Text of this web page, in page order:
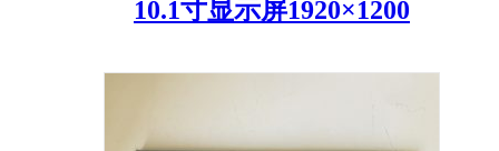
10.1寸显示屏1920×1200